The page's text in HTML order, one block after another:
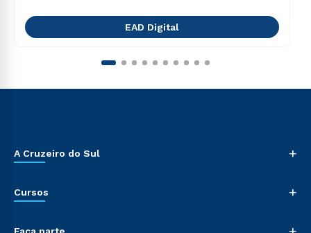
EAD Digital
A Cruzeiro do Sul +
Cursos +